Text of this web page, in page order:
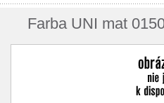
Farba UNI mat